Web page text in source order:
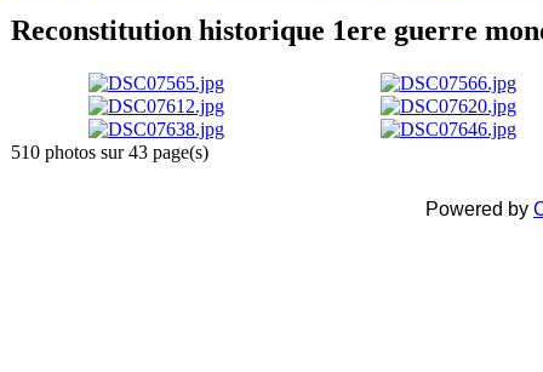
Reconstitution historique 1ere guerre
510 photos sur 43 page(s)
Powered by